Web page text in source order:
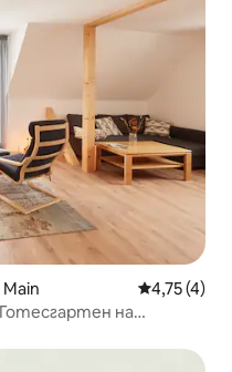
Средна
4,75 (4)
на